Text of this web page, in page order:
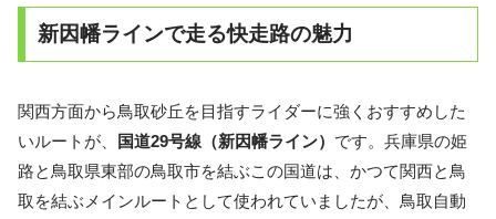
新因幡ラインで走る快走路の魅力
関西方面から鳥取砂丘を目指すライダーに強くおすすめした
いルートが、
国道29号線（新因幡ライン） です。兵庫県の姫
路と鳥取県東部の鳥取市を結ぶこの国道は、かつて関西と鳥
取を結ぶメインルートとして使われていましたが、鳥取自動